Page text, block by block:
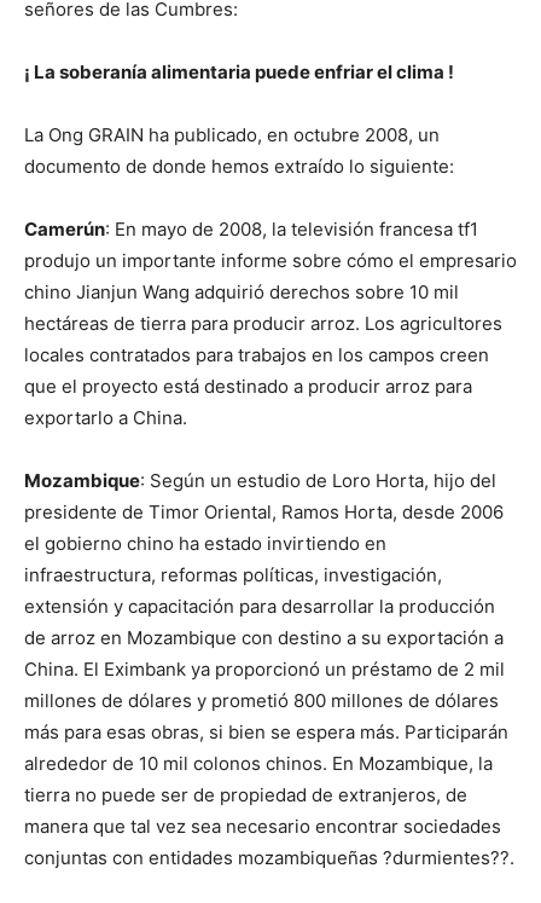
señores de las Cumbres:
¡ La soberanía alimentaria puede enfriar el clima !
La Ong GRAIN ha publicado, en octubre 2008, un
documento de donde hemos extraído lo siguiente:
Camerún: En mayo de 2008, la televisión francesa tf1
produjo un importante informe sobre cómo el empresario
chino Jianjun Wang adquirió derechos sobre 10 mil
hectáreas de tierra para producir arroz. Los agricultores
locales contratados para trabajos en los campos creen
que el proyecto está destinado a producir arroz para
exportarlo a China.
Mozambique: Según un estudio de Loro Horta, hijo del
presidente de Timor Oriental, Ramos Horta, desde 2006
el gobierno chino ha estado invirtiendo en
infraestructura, reformas políticas, investigación,
extensión y capacitación para desarrollar la producción
de arroz en Mozambique con destino a su exportación a
China. El Eximbank ya proporcionó un préstamo de 2 mil
millones de dólares y prometió 800 millones de dólares
más para esas obras, si bien se espera más. Participarán
alrededor de 10 mil colonos chinos. En Mozambique, la
tierra no puede ser de propiedad de extranjeros, de
manera que tal vez sea necesario encontrar sociedades
conjuntas con entidades mozambiqueñas ?durmientes??.